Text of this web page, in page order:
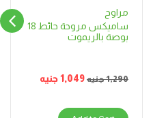
مراوح
ساميكس مروحة حائط 18
بوصة بالريموت
1,290جنيه 1,049جنيه